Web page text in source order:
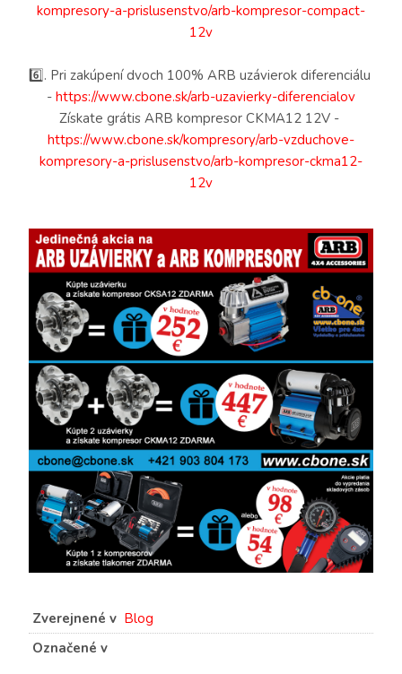
kompresory-a-prislusenstvo/arb-kompresor-compact-
12v
6️⃣. Pri zakúpení dvoch 100% ARB uzávierok diferenciálu
- https://www.cbone.sk/arb-uzavierky-diferencialov
https://www.cbone.sk/kompresory/arb-vzduchove-
kompresory-a-prislusenstvo/arb-kompresor-ckma12-
12v
Zverejnené v Blog
Označené v